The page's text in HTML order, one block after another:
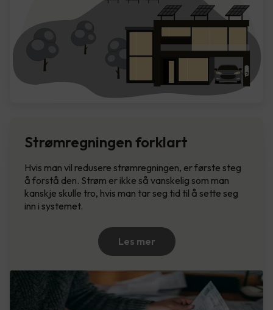
Strømregningen forklart
Hvis man vil redusere strømregningen, er første steg
å forstå den. Strøm er ikke så vanskelig som man
kanskje skulle tro, hvis man tar seg tid til å sette seg
inn i systemet.
Les mer